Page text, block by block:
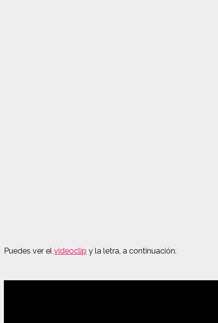
Puedes ver el videoclip y la letra, a continuación.